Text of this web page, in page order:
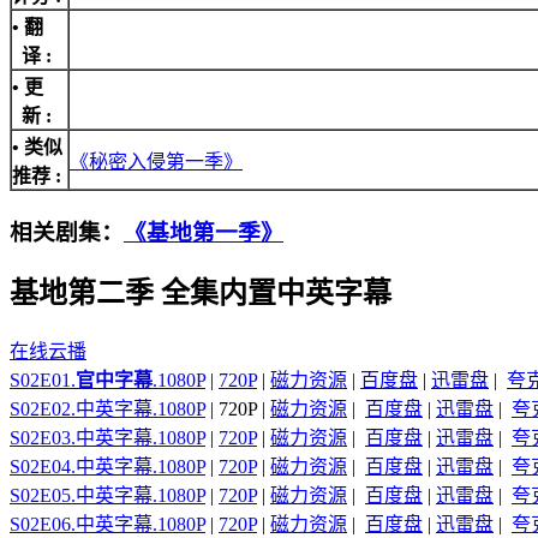
• 翻
译 :
• 更
新 :
• 类似
推荐 :
《秘密入侵第一季》
相关剧集： 《基地第一季》
基地第二季 全集内置中英字幕
在线云播
S02E01.官中字幕.1080P| 720P| 磁力资源 | 百度盘 | 迅雷盘 | 夸
S02E02.中英字幕.1080P| 720P | 磁力资源 | 百度盘 | 迅雷盘 | 夸
S02E03.中英字幕.1080P| 720P| 磁力资源 | 百度盘 | 迅雷盘 | 夸
S02E04.中英字幕.1080P| 720P| 磁力资源 | 百度盘 | 迅雷盘 | 夸
S02E05.中英字幕.1080P| 720P| 磁力资源 | 百度盘 | 迅雷盘 | 夸
S02E06.中英字幕.1080P| 720P| 磁力资源 | 百度盘 | 迅雷盘 | 夸